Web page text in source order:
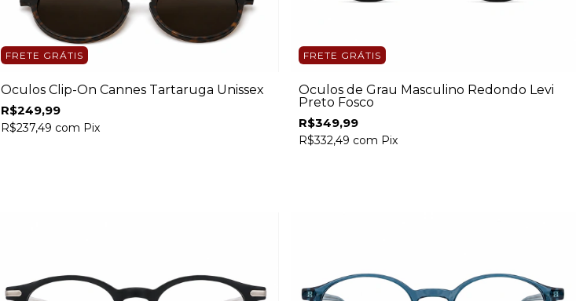
FRETE GRÁTIS
Óculos Clip-On Cannes Tartaruga Unissex
R$249,99
R$237,49 com Pix
FRETE GRÁTIS
Óculos de Grau Masculino Redondo Levi
Preto Fosco
R$349,99
R$332,49 com Pix